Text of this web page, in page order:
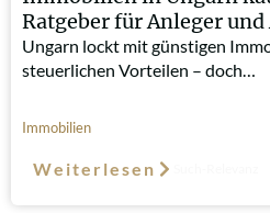
Ratgeber für Anleger
Ungarn lockt mit günstigen
steuerlichen Vorteilen – doch…
Immobilien
Weiterlesen